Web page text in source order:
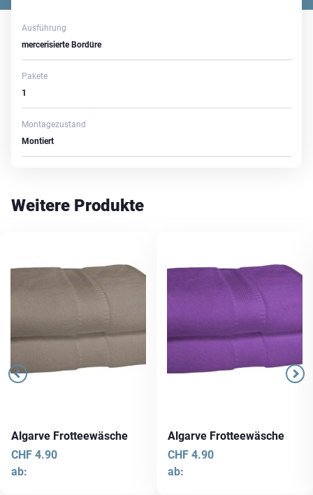
Ausführung
mercerisierte Bordüre
Pakete
1
Montagezustand
Montiert
Weitere Produkte
Algarve Frotteewäsche
ab:
CHF 4.90
Algarve Frotteewäsche
ab:
CHF 4.90